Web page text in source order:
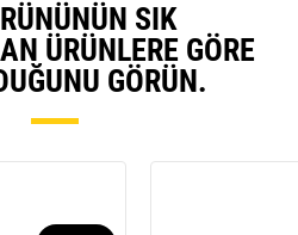
SIK
ÜRÜNLERE GÖRE
GÖRÜN.